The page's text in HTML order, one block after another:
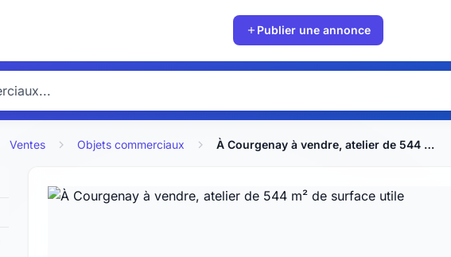
Publier une annonce
Ventes Objets commerciaux À Courgenay à vendre, atelier de 544 m² de surface utile